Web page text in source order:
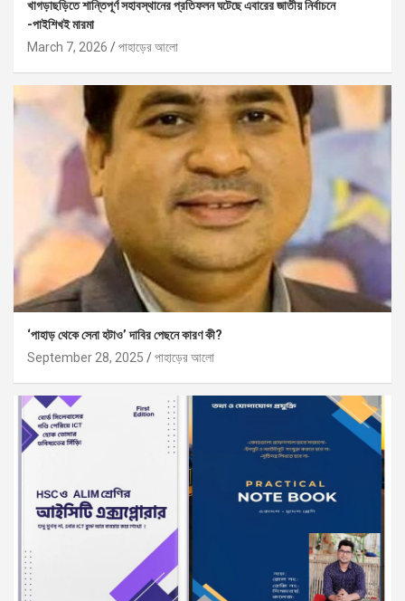
খাগড়াছড়িতে শান্তিপূর্ণ সহাবস্থানের প্রতিফলন ঘটেছে এবারের জাতীয় নির্বাচনে
-পাইশিখই মারমা
March 7, 2026
পাহাড়ের আলো
‘পাহাড় থেকে সেনা হটাও’ দাবির পেছনে কারণ কী?
September 28, 2025
পাহাড়ের আলো